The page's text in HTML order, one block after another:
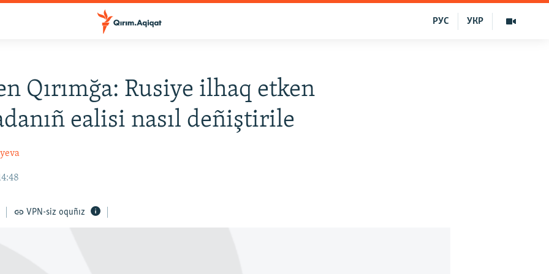
УКР
РУС
Qırımğa: Rusiye ilhaq etken
ealisi nasıl deñiştirile
VPN-siz oquñız